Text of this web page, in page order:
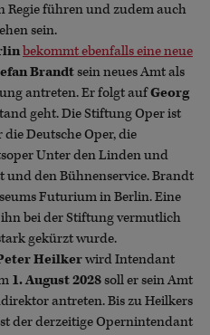
Regie führen und zudem auch
sein.
bekommt ebenfalls eine neue
Brandtsein neues Amt als
antreten. Er folgt aufGeorg
geht. Die Stiftung Oper ist
Deutsche Oper, die
Unter den Linden und
und den Bühnenservice. Brandt
Futurium in Berlin. Eine
bei der Stiftung vermutlich
gekürzt wurde.
Heilkerwird Intendant
1. August 2028soll er sein Amt
antreten. Bis zu Heilkers
der derzeitige Opernintendant